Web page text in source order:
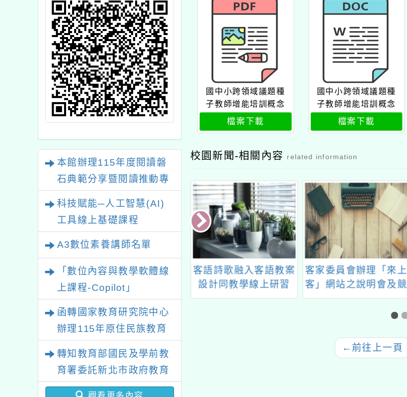
本館辦理115年度閱讀磐
石典範分享暨閱讀推動專
業研習
科技賦能─人工智慧(AI)
工具線上基礎課程
A3數位素養講師名單
「數位內容與教學軟體線
上課程-Copilot」
函轉國家教育研究院中心
辦理115年原住民族教育
轉知教育部國民及學前教
育署委託新北市政府教育
局辦理「115年度教師專
國中小跨領域議題種
子教師增能培訓概念
為本課程設計工作坊
公文
檔案下載
國中小跨領域議題種
子教師增能培訓概念
為本課程設計工作坊q
rcode
檔案下載
校園新聞-相關內容 related information
潭自造教育及
113年12月份
能研習計畫
「桃園市112年度科學
教育暨資優教育嘉年
華」活動一 案
客語詩歌融入客語教案
設計同教學線上研習
客家委員會辦理「來上
客」網站之說明會及競
賽活動
← 前往上一頁